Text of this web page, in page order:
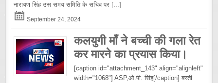
नारायण सिंह उस समय समिति के सचिव पर [...]
September 24, 2024
कलयुगी माँ ने बच्ची की गला रेत
कर मारने का प्रयास किया।
[caption id="attachment_143" align="alignleft"
width="1068"] ASP,ओ.पी. सिंह[/caption] बस्ती